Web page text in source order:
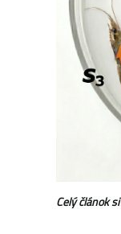
Celý článok